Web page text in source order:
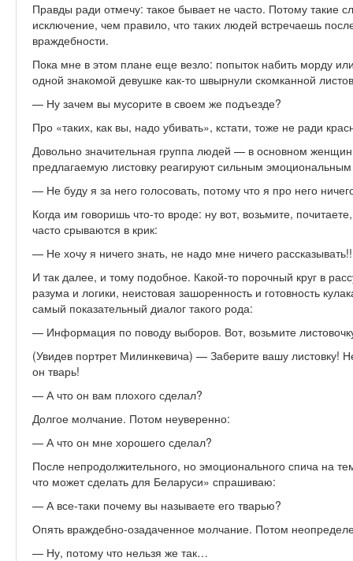
Правды ради отмечу: такое бывает не часто. Потому такие
исключение, чем правило, что таких людей встречаешь
враждебности.
Пока мне в этом плане еще везло: попыток набить морду
одной знакомой девушке как-то швырнули скомканной
— Ну зачем вы мусорите в своем же подъезде?
Про «таких, как вы, надо убивать», кстати, тоже не ради
Довольно значительная группа людей — в основном
предлагаемую листовку реагируют сильным
— Не буду я за него голосовать, потому что я про него
Когда им говоришь что-то вроде: ну вот, возьмите,
часто срываются в крик:
— Не хочу я ничего знать, не надо мне ничего
И так далее, и тому подобное. Какой-то порочный круг в
разума и логики, неистовая зашоренность и готовность
самый показательный диалог такого рода:
— Информация по поводу выборов. Вот, возьмите
(Увидев портрет Милинкевича) — Заберите вашу листовку!
он тварь!
— А что он вам плохого сделал?
Долгое молчание. Потом неуверенно:
— А что он мне хорошего сделал?
После непродолжительного, но эмоционального спича на
что может сделать для Беларуси» спрашиваю:­
— А все-таки почему вы называете его тварью?
Опять враждебно-озадаченное молчание. Потом
— Ну, потому что нельзя же так…